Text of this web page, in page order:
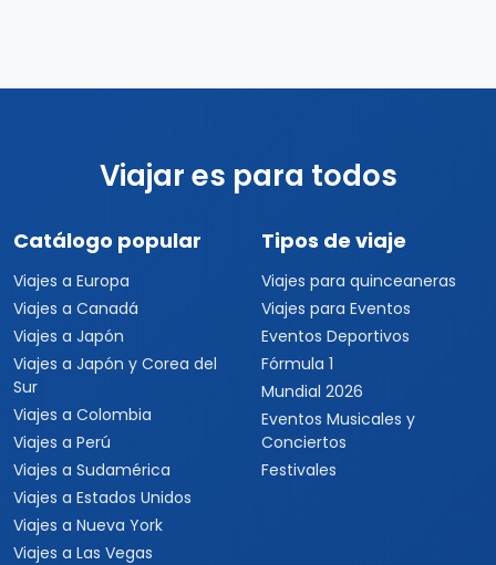
Viajar es para todos
Catálogo popular
Viajes a Europa
Viajes a Canadá
Viajes a Japón
Viajes a Japón y Corea del
Sur
Viajes a Colombia
Viajes a Perú
Viajes a Sudamérica
Viajes a Estados Unidos
Viajes a Nueva York
Viajes a Las Vegas
Tipos de viaje
Viajes para quinceaneras
Viajes para Eventos
Eventos Deportivos
Fórmula 1
Mundial 2026
Eventos Musicales y
Conciertos
Festivales